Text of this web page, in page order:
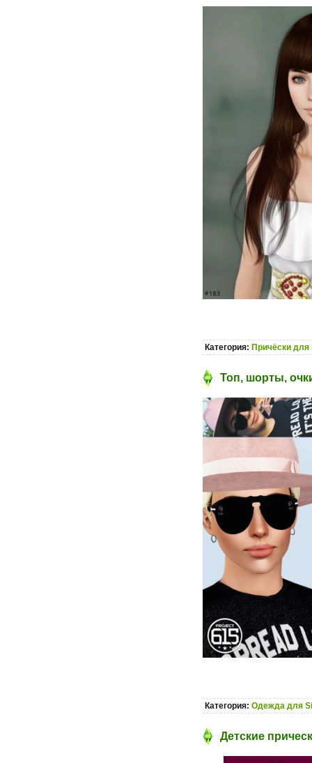
Категория: Причёски для
Топ, шорты,
Категория: Одежда для
Детские